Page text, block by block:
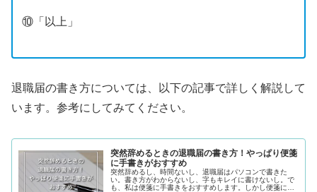
⑩「以上」
退職届の書き方については、以下の記事で詳しく解説して
います。参考にしてみてください。
突然辞めるときの退職届の書き方！やっぱり便箋
に手書きがおすすめ
突然辞めるし、時間ないし、退職届はパソコンで書きた
い。書き方がわからないし、字もキレイに書けないし。で
も、私は便箋に手書きをおすすめします。しかし便箋に手